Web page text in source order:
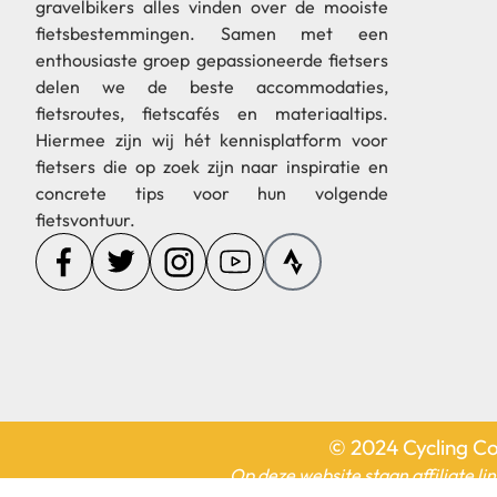
gravelbikers alles vinden over de mooiste
fietsbestemmingen. Samen met een
enthousiaste groep gepassioneerde fietsers
delen we de beste accommodaties,
fietsroutes, fietscafés en materiaaltips.
Hiermee zijn wij hét kennisplatform voor
fietsers die op zoek zijn naar inspiratie en
concrete tips voor hun volgende
fietsvontuur.
© 2024 Cycling
Op deze website staan affiliate